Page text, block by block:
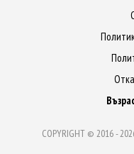
COPYRIGHT © 2016 -